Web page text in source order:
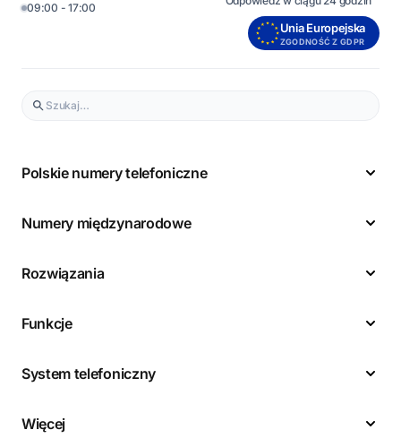
09:00 - 17:00
Unia Europejska
ZGODNOŚĆ Z GDPR
Polskie numery telefoniczne
Numery międzynarodowe
Rozwiązania
Funkcje
System telefoniczny
Więcej